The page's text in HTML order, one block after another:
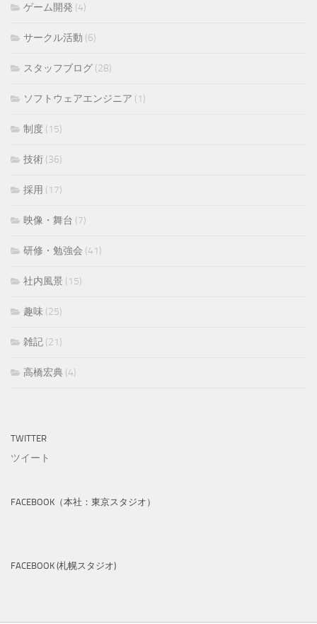
ゲーム開発 (4)
サークル活動 (6)
スタッフブログ (28)
ソフトウェアエンジニア (1)
制度 (15)
技術 (36)
採用 (17)
映像・舞台 (7)
研修・勉強会 (41)
社内風景 (15)
趣味 (25)
雑記 (21)
高橋宏典 (4)
TWITTER
ツイート
FACEBOOK（本社：東京スタジオ）
FACEBOOK (札幌スタジオ)